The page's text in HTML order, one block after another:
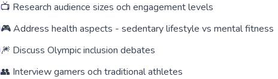
📺 Research audience sizes och engagement levels
🎮 Address health aspects - sedentary lifestyle vs mental fitness
🎆 Discuss Olympic inclusion debates
👥 Interview gamers och traditional athletes